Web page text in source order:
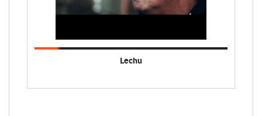
Lechu